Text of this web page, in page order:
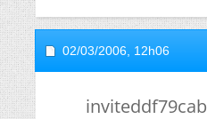
02/03/2006, 12h06
inviteddf79cab